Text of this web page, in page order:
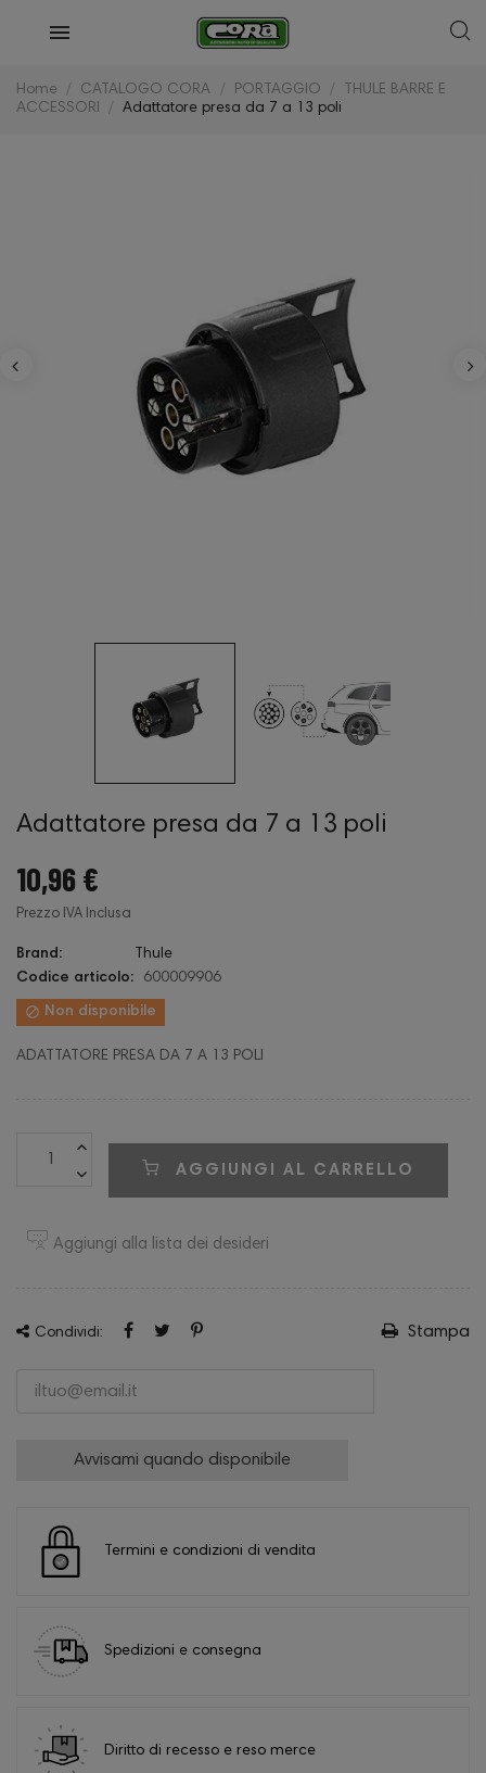
Home CATALOGO CORA PORTAGGIO
THULE BARRE E
ACCESSORI
Adattatore presa da 7 a 13 poli
Adattatore presa da 7 a 13 poli
10,96 €
Prezzo IVA Inclusa
Brand:
Thule
Codice articolo:
600009906
 Non disponibile
ADATTATORE PRESA DA 7 A 13 POLI
AGGIUNGI AL CARRELLO
Aggiungi alla lista dei desideri
Condividi:
Avvisami quando disponibile
Stampa
Termini e condizioni di vendita
Spedizioni e consegna
Diritto di recesso e reso merce